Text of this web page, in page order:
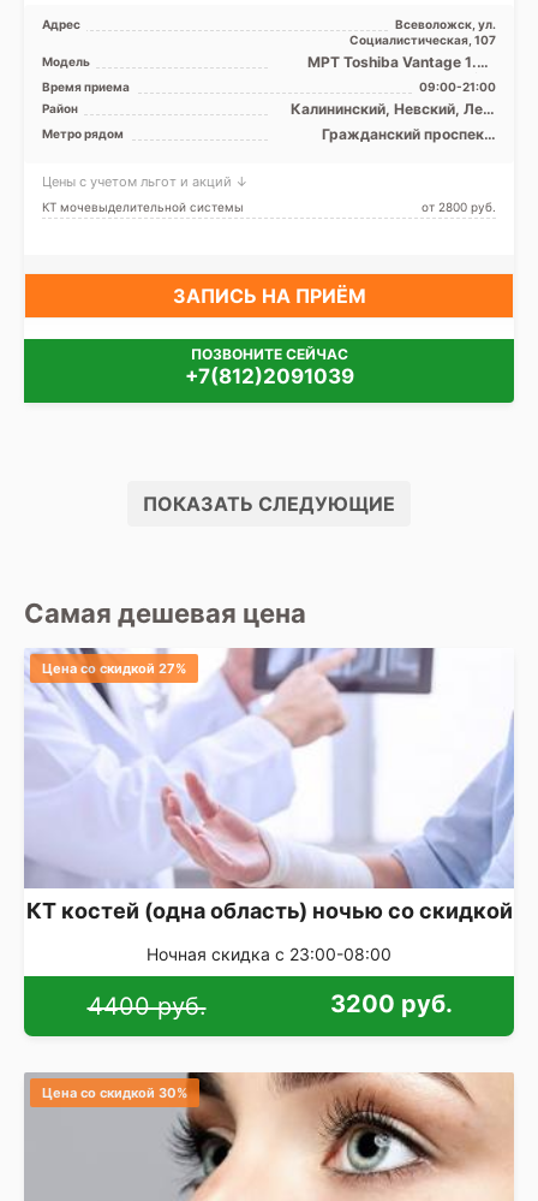
Адрес
Всеволожск, ул.
Социалистическая, 107
Модель
МРТ Toshiba Vantage 1.5T
закрытого типа, КТ Toshiba
Alexion 16 срезов
Время приема
09:00-21:00
Район
Калининский, Невский, Лен.
Метро рядом
Гражданский проспект,
Цены с учетом льгот и акций ↓
КТ мочевыделительной системы от 2800 pуб.
ЗАПИСЬ НА ПРИЁМ
ПОЗВОНИТЕ СЕЙЧАС
+7(812)2091039
ПОКАЗАТЬ СЛЕДУЮЩИЕ
Самая дешевая цена
Цена со скидкой 27%
КТ костей (одна область) ночью со скидкой
Ночная скидка с 23:00-08:00
4400 руб. 3200 руб.
Цена со скидкой 30%